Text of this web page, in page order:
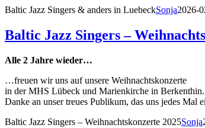
Baltic Jazz Singers & anders in LuebeckSonja2026-
Baltic Jazz Singers –
Alle 2 Jahre wieder…
…freuen wir uns auf unsere Weihnachtskonzerte
in der MHS Lübeck und Marienkirche in Berkenthin.
Danke an unser treues Publikum, das uns jedes Mal
Baltic Jazz Singers – Weihnachtskonzerte 2025Sonja